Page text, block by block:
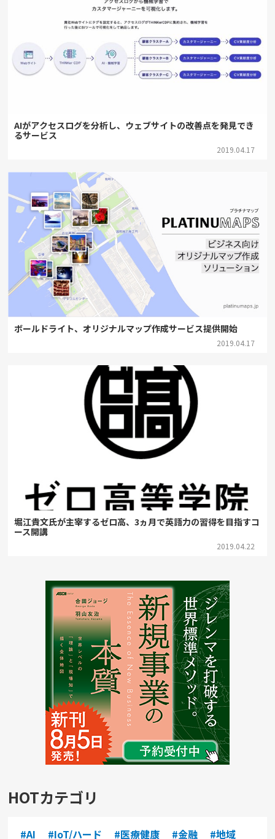
AIがアクセスログを分析し、ウェブサイトの改善点を発見でき
るサービス
2019.04.17
ボールドライト、オリジナルマップ作成サービス提供開始
2019.04.17
堀江貴文氏が主宰するゼロ高、3ヵ月で英語力の習得を目指すコ
ース開講
2019.04.22
HOTカテゴリ
#AI #IoT/ハード #医療健康 #金融 #地域